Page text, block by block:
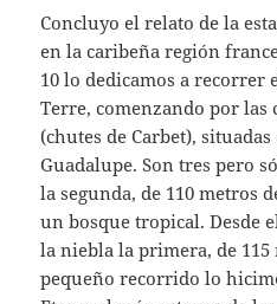
Concluyo el relato de la
en la caribeña región
10 lo dedicamos a recorrer
Terre, comenzando por las
(chutes de Carbet),
Guadalupe. Son tres pero
la segunda, de 110 metros
un bosque tropical. Desde
la niebla la primera, de
pequeño recorrido lo